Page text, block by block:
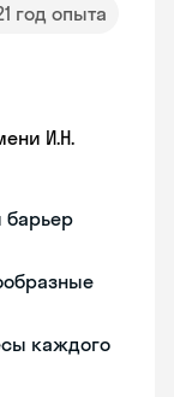
год опыта
И.Н.
барьер
каждого